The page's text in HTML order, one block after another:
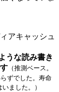
アキャッシュ
うな読み書き
（推測ベース。
ずでした。寿命
ました。）